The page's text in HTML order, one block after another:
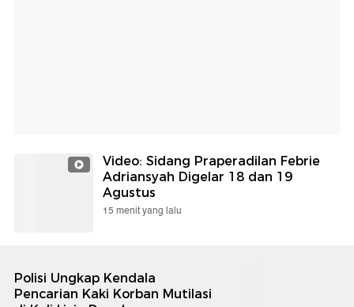
Video: Sidang Praperadilan Febrie
Adriansyah Digelar 18 dan 19
Agustus
15 menit yang lalu
Polisi Ungkap Kendala
Pencarian Kaki Korban Mutilasi